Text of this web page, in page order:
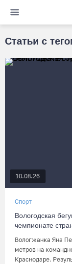
Статьи с
10.08.26
Спорт
Вологодская
чемпионате
Вологжанка Яна
метров на
Краснодаре.